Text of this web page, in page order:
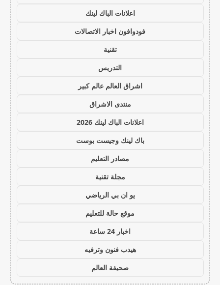
اعلانات الباك لينك
فودوافون اخبار الاتصالات
تقنية
التدريس
اشراق العالم عالم كبير
منتدى الاشراق
اعلانات الباك لينك 2026
باك لينك وجيست بوست
مصادر التعليم
مجلة تقنية
يو ان بي الرياضي
موقع حالة للتعليم
اخبار 24 ساعة
هيدب فنون وترفيه
صحيفة العالم